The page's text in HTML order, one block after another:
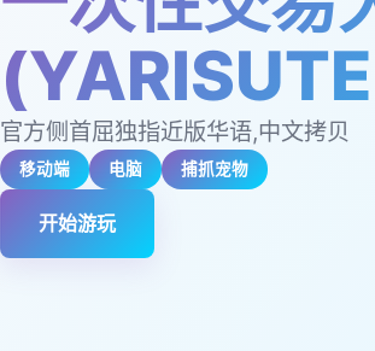
官方侧首屈独指近版华语,中文拷贝
移动端 电脑 捕抓宠物
开始游玩